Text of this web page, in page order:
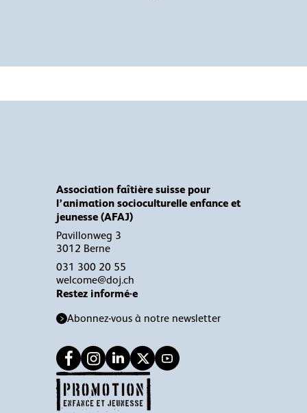
Association faîtière suisse pour
l’animation socioculturelle enfance et
jeunesse (AFAJ)
Pavillonweg 3
3012 Berne
031 300 20 55
welcome@doj.ch
Restez informé·e
Abonnez-vous à notre newsletter